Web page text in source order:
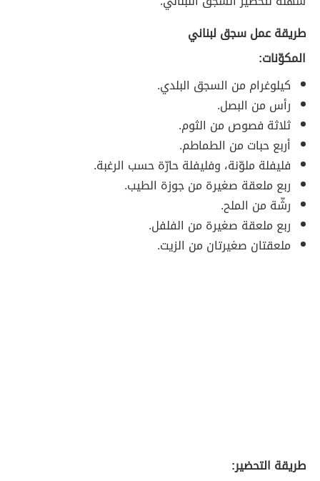
طريقة عمل سجق لبناني
المكوّنات:
كيلوغرام من السجق البلدي.
رأس من البصل.
ثلاثة فصوص من الثوم.
أربع حبات من الطماطم.
فليفلة ملوّنة، وفليفلة حارّة حسب الرغبة.
ربع ملعقة صغيرة من جوزة الطيب.
رشّة من الملح.
ربع ملعقة صغيرة من الفلفل.
ملعقتان صغيرتان من الزيت.
طريقة التحضير: